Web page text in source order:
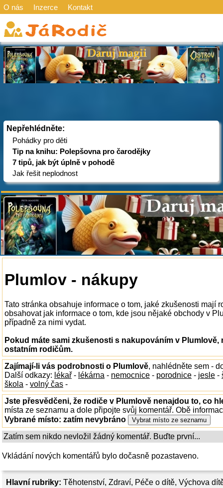
O nás Inzerce Kontakt
Nepřehlédněte:
Pohádky pro děti
Tip na knihu: Polepšovna pro čarodějky
7 tipů, jak být úplně v pohodě
Jak řešit neplodnost
Hlavní rubriky: Těhotenství, Zdraví, Péče o dítě, Výchova
Plumlov - nákupy
Tato stránka obsahuje informace o tom, jaké zkušenosti mají
obsahovat jak informace o tom, kde jsou nějaké obchody v
případně za nimi vydat.
Pokud máte sami zkušenosti s nakupováním v Plumlově,
ostatním rodičům.
Zajímají-li vás podrobnosti o Plumlově, nahlédněte sem -
Další odkazy: lékař - lékárna - nemocnice - porodnice - jesle -
škola - volný čas -
Jste přesvědčeni, že rodiče v Plumlově nenajdou to, co
místa ze seznamu a dole připojte svůj komentář. Obě
Vybrané místo: zatím nevybráno
Zatím sem nikdo nevložil žádný komentář. Buďte první...
Vkládání nových komentářů bylo dočasně pozastaveno.